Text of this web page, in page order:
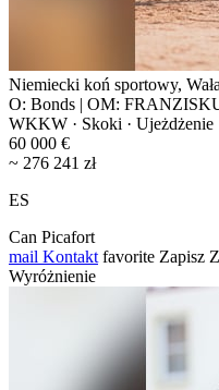
Niemiecki koń sportowy,
O: Bonds | OM:
WKKW · Skoki · Ujeżdżenie
60 000 €
~ 276 241 zł
ES
Can Picafort
mail Kontakt favorite Zapisz
Wyróżnienie